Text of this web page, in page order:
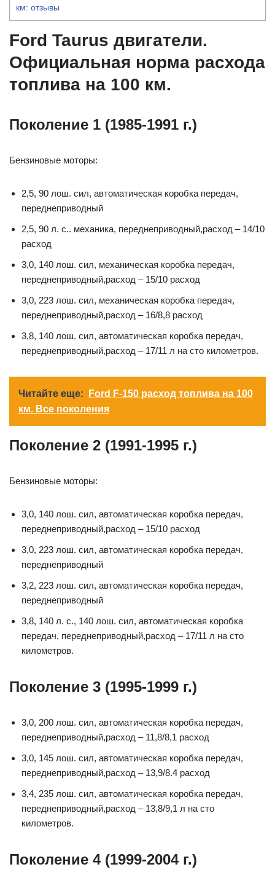
км: отзывы
Ford Taurus двигатели.
Официальная норма расхода
топлива на 100 км.
Поколение 1 (1985-1991 г.)
Бензиновые моторы:
2,5, 90 лош. сил, автоматическая коробка передач,
переднеприводный
2,5, 90 л. с.. механика, переднеприводный,расход – 14/10
расход
3,0, 140 лош. сил, механическая коробка передач,
переднеприводный,расход – 15/10 расход
3,0, 223 лош. сил, механическая коробка передач,
переднеприводный,расход – 16/8,8 расход
3,8, 140 лош. сил, автоматическая коробка передач,
переднеприводный,расход – 17/11 л на сто километров.
Читайте еще:
Ford F-150 расход топлива на 100
км. Все поколения
Поколение 2 (1991-1995 г.)
Бензиновые моторы:
3,0, 140 лош. сил, автоматическая коробка передач,
переднеприводный,расход – 15/10 расход
3,0, 223 лош. сил, автоматическая коробка передач,
переднеприводный
3,2, 223 лош. сил, автоматическая коробка передач,
переднеприводный
3,8, 140 л. с., 140 лош. сил, автоматическая коробка
передач, переднеприводный,расход – 17/11 л на сто
километров.
Поколение 3 (1995-1999 г.)
3,0, 200 лош. сил, автоматическая коробка передач,
переднеприводный,расход – 11,8/8,1 расход
3,0, 145 лош. сил, автоматическая коробка передач,
переднеприводный,расход – 13,9/8.4 расход
3,4, 235 лош. сил, автоматическая коробка передач,
переднеприводный,расход – 13,8/9,1 л на сто
километров.
Поколение 4 (1999-2004 г.)